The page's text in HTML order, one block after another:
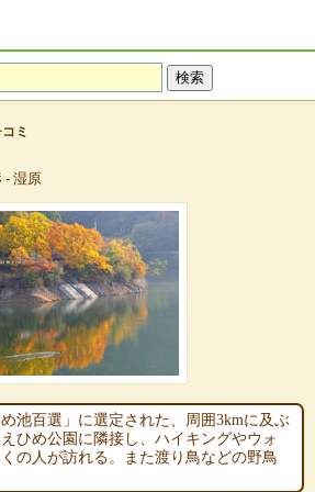
ミ
- 湿原
池百選」に選定された、周囲3kmに及ぶ
ひめ公園に隣接し、ハイキングやウォ
の人が訪れる。また渡り鳥などの野鳥